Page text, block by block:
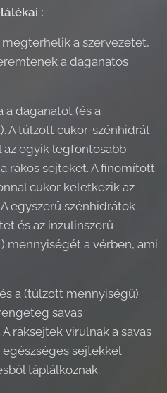
:
a szervezetet,
a daganatos
a daganatot (és a
A túlzott cukor-szénhidrát
egyik legfontosabb
rákos sejteket. A finomított
cukor keletkezik az
egyszerű szénhidrátok
és az inzulinszerű
mennyiségét a vérben, ami
a (túlzott mennyiségű)
savas
ráksejtek virulnak a savas
sejtekkel
táplálkoznak.